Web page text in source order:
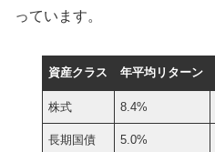
っています。
資産クラス 年平均リターン
株式 8.4%
長期国債 5.0%